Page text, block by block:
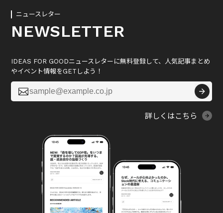
ニュースレター
NEWSLETTER
IDEAS FOR GOODニュースレターに無料登録して、人気記事まとめ
やイベント情報をGETしよう！

詳しくはこちら